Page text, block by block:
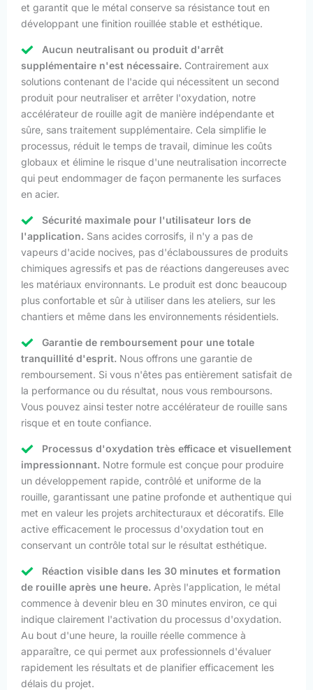
et garantit que le métal conserve sa résistance tout en
développant une finition rouillée stable et esthétique.
Aucun neutralisant ou produit d'arrêt
supplémentaire n'est nécessaire. Contrairement aux
solutions contenant de l'acide qui nécessitent un second
produit pour neutraliser et arrêter l'oxydation, notre
accélérateur de rouille agit de manière indépendante et
sûre, sans traitement supplémentaire. Cela simplifie le
processus, réduit le temps de travail, diminue les coûts
globaux et élimine le risque d'une neutralisation incorrecte
qui peut endommager de façon permanente les surfaces
en acier.
Sécurité maximale pour l'utilisateur lors de
l'application. Sans acides corrosifs, il n'y a pas de
vapeurs d'acide nocives, pas d'éclaboussures de produits
chimiques agressifs et pas de réactions dangereuses avec
les matériaux environnants. Le produit est donc beaucoup
plus confortable et sûr à utiliser dans les ateliers, sur les
chantiers et même dans les environnements résidentiels.
Garantie de remboursement pour une totale
tranquillité d'esprit. Nous offrons une garantie de
remboursement. Si vous n'êtes pas entièrement satisfait de
la performance ou du résultat, nous vous remboursons.
Vous pouvez ainsi tester notre accélérateur de rouille sans
risque et en toute confiance.
Processus d'oxydation très efficace et visuellement
impressionnant. Notre formule est conçue pour produire
un développement rapide, contrôlé et uniforme de la
rouille, garantissant une patine profonde et authentique qui
met en valeur les projets architecturaux et décoratifs. Elle
active efficacement le processus d'oxydation tout en
conservant un contrôle total sur le résultat esthétique.
Réaction visible dans les 30 minutes et formation
de rouille après une heure. Après l'application, le métal
commence à devenir bleu en 30 minutes environ, ce qui
indique clairement l'activation du processus d'oxydation.
Au bout d'une heure, la rouille réelle commence à
apparaître, ce qui permet aux professionnels d'évaluer
rapidement les résultats et de planifier efficacement les
délais du projet.